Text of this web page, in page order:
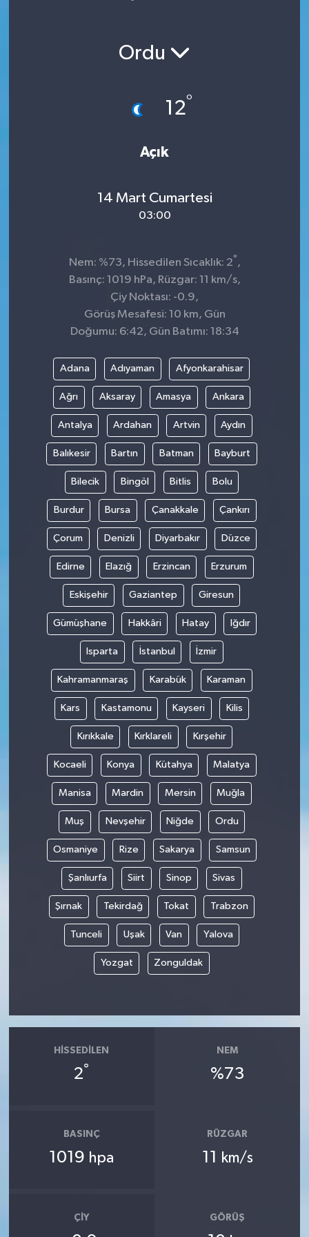
Ordu
12°
Açık
14 Mart Cumartesi
03:00
Nem: %73, Hissedilen Sıcaklık: 2° ,
Basınç: 1019 hPa, Rüzgar: 11 km/s,
Çiy Noktası: -0.9,
Görüş Mesafesi: 10 km, Gün
Doğumu: 6:42, Gün Batımı: 18:34
Adana Adıyaman Afyonkarahisar
Ağrı Aksaray Amasya Ankara
Antalya Ardahan Artvin Aydın
Balıkesir Bartın Batman Bayburt
Bilecik Bingöl Bitlis Bolu
Burdur Bursa Çanakkale Çankırı
Çorum Denizli Diyarbakır Düzce
Edirne Elazığ Erzincan Erzurum
Eskişehir Gaziantep Giresun
Gümüşhane Hakkâri Hatay Iğdır
Isparta İstanbul İzmir
Kahramanmaraş Karabük Karaman
Kars Kastamonu Kayseri Kilis
Kırıkkale Kırklareli Kırşehir
Kocaeli Konya Kütahya Malatya
Manisa Mardin Mersin Muğla
Muş Nevşehir Niğde Ordu
Osmaniye Rize Sakarya Samsun
Şanlıurfa Siirt Sinop Sivas
Şırnak Tekirdağ Tokat Trabzon
Tunceli Uşak Van Yalova
Yozgat Zonguldak
HISSEDILEN
2°
NEM
%73
BASINÇ
1019 hpa
RÜZGAR
11 km/s
ÇIY GÖRÜŞ